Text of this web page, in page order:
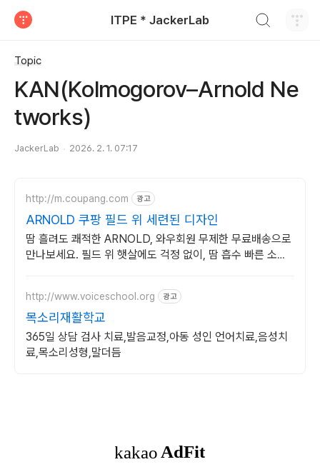
ITPE * JackerLab
Topic
KAN(Kolmogorov–Arnold Ne
tworks)
JackerLab 2026. 2. 1. 07:17
http://m.coupang.com 광고
ARNOLD 쿠팡 필드 위 세련된 디자인
땀 흘려도 쾌적한 ARNOLD, 와우회원 무제한 무료배송으로
만나보세요. 필드 위 햇살에도 걱정 없이, 땀 흡수 빠른 소재
http://www.voiceschool.org 광고
목소리재활학교
365일 상담 검사 치료,발음교정,아동 성인 언어치료,음성치
료,목소리성형,말더듬